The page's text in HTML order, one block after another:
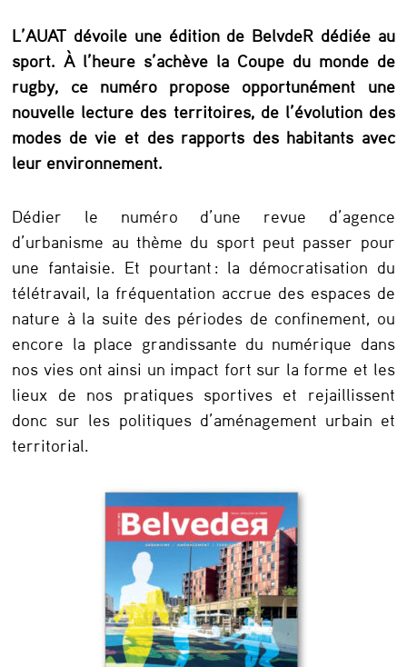
e
v
u
e
B
e
l
v
e
d
e
R
s
e
L’AUAT dévoile une édition de BelvdeR dédiée au
sport. À l’heure s’achève la Coupe du monde de
rugby, ce numéro propose opportunément une
nouvelle lecture des territoires, de l’évolution des
modes de vie et des rapports des habitants avec
leur environnement.
Dédier le numéro d’une revue d’agence
d’urbanisme au thème du sport peut passer pour
une fantaisie. Et pourtant : la démocratisation du
télétravail, la fréquentation accrue des espaces de
nature à la suite des périodes de confinement, ou
encore la place grandissante du numérique dans
nos vies ont ainsi un impact fort sur la forme et les
lieux de nos pratiques sportives et rejaillissent
donc sur les politiques d’aménagement urbain et
territorial.